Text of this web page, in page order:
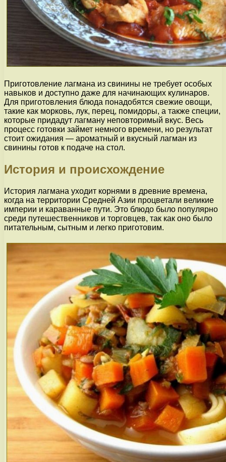
Приготовление лагмана из свинины не требует особых
навыков и доступно даже для начинающих кулинаров.
Для приготовления блюда понадобятся свежие овощи,
такие как морковь, лук, перец, помидоры, а также специи,
которые придадут лагману неповторимый вкус. Весь
процесс готовки займет немного времени, но результат
стоит ожидания — ароматный и вкусный лагман из
свинины готов к подаче на стол.
История и происхождение
История лагмана уходит корнями в древние времена,
когда на территории Средней Азии процветали великие
империи и караванные пути. Это блюдо было популярно
среди путешественников и торговцев, так как оно было
питательным, сытным и легко приготовим.